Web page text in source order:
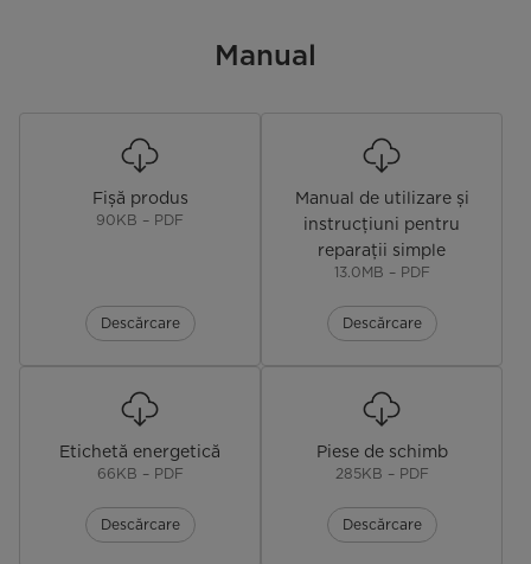
Dimensiuni produs (mm) (L x A x Î)Manual
Fișă produs
90KB – PDF
Descărcare
Manual de utilizare și
instrucțiuni pentru
reparații simple
13.0MB – PDF
Descărcare
Etichetă energetică
66KB – PDF
Descărcare
Piese de schimb
285KB – PDF
Descărcare